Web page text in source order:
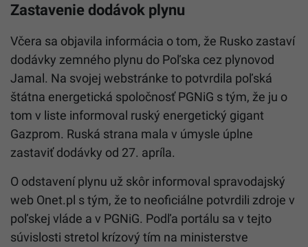
Zastavenie dodávok plynu
Včera sa objavila informácia o tom, že Rusko zastaví
dodávky zemného plynu do Poľska cez plynovod
Jamal. Na svojej webstránke to potvrdila poľská
štátna energetická spoločnosť PGNiG s tým, že ju o
tom v liste informoval ruský energetický gigant
Gazprom. Ruská strana mala v úmysle úplne
zastaviť dodávky od 27. apríla.
O odstaveníplynu už skôr informoval spravodajský
web Onet.pl s tým, že to neoficiálne potvrdili zdroje v
poľskej vláde a v PGNiG. Podľa portálu sa v tejto
súvislosti stretol krízový tím na ministerstve